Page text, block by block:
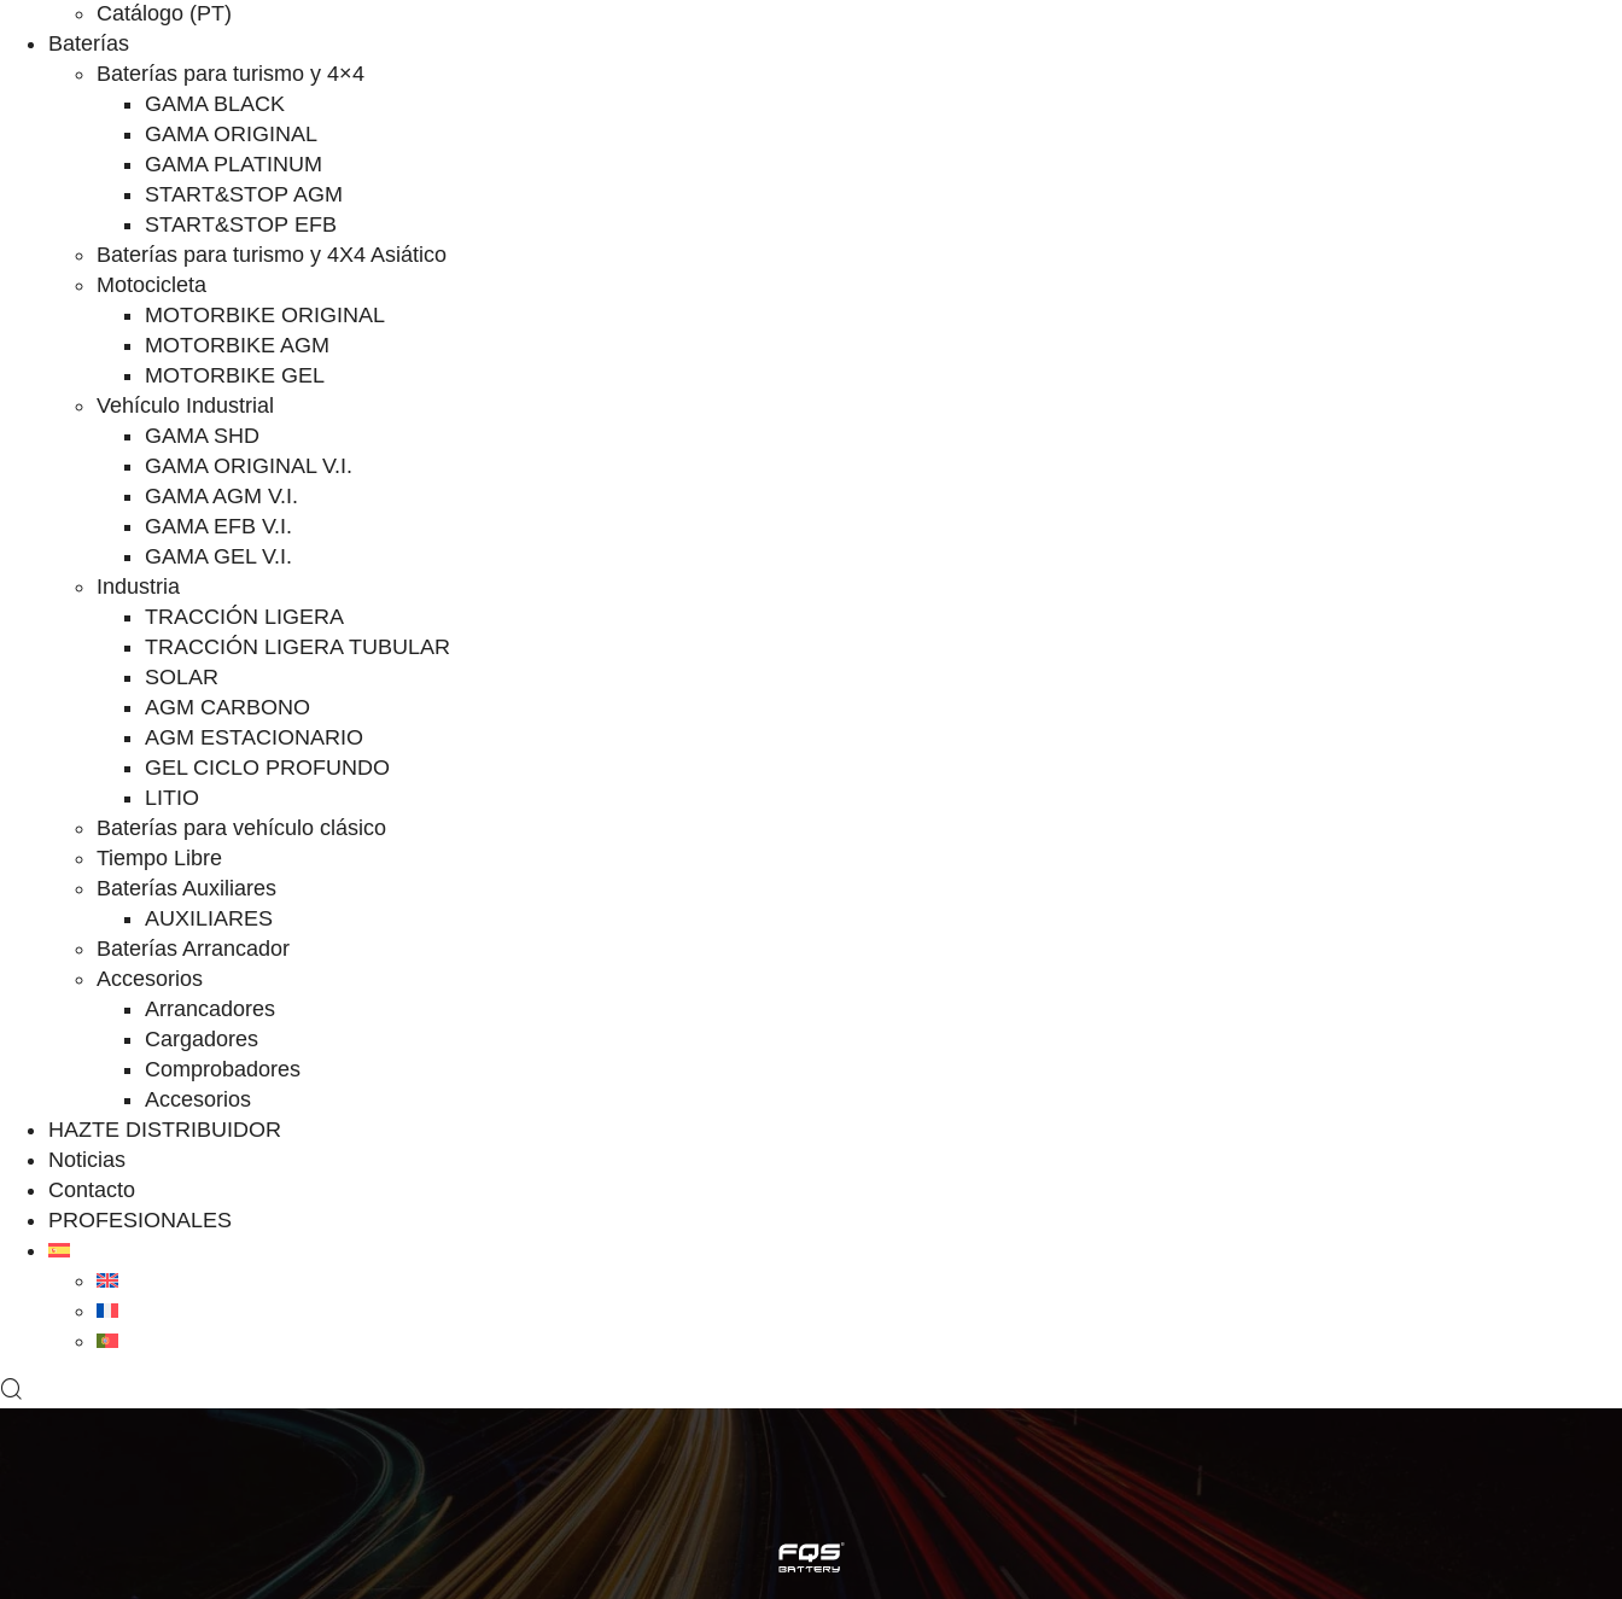
Catálogo (PT)
Baterías
Baterías para turismo y 4×4
GAMA BLACK
GAMA ORIGINAL
GAMA PLATINUM
START&STOP AGM
START&STOP EFB
Baterías para turismo y 4X4 Asiático
Motocicleta
MOTORBIKE ORIGINAL
MOTORBIKE AGM
MOTORBIKE GEL
Vehículo Industrial
GAMA SHD
GAMA ORIGINAL V.I.
GAMA AGM V.I.
GAMA EFB V.I.
GAMA GEL V.I.
Industria
TRACCIÓN LIGERA
TRACCIÓN LIGERA TUBULAR
SOLAR
AGM CARBONO
AGM ESTACIONARIO
GEL CICLO PROFUNDO
LITIO
Baterías para vehículo clásico
Tiempo Libre
Baterías Auxiliares
AUXILIARES
Baterías Arrancador
Accesorios
Arrancadores
Cargadores
Comprobadores
Accesorios
HAZTE DISTRIBUIDOR
Noticias
Contacto
PROFESIONALES